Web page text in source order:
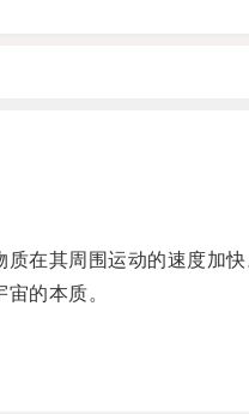
在其周围运动的速度加快
的本质。